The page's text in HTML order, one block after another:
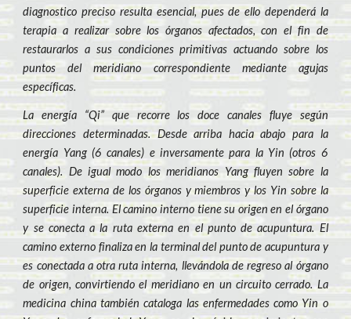
diagnostico preciso resulta esencial, pues de ello dependerá la
terapia a realizar sobre los órganos afectados, con el fin de
restaurarlos a sus condiciones primitivas actuando sobre los
puntos del meridiano correspondiente mediante agujas
específicas.
La energía “Qi” que recorre los doce canales fluye según
direcciones determinadas. Desde arriba hacia abajo para la
energía Yang (6 canales) e inversamente para la Yin (otros 6
canales). De igual modo los meridianos Yang fluyen sobre la
superficie externa de los órganos y miembros y los Yin sobre la
superficie interna. El camino interno tiene su origen en el órgano
y se conecta a la ruta externa en el punto de acupuntura. El
camino externo finaliza en la terminal del punto de acupuntura y
es conectada a otra ruta interna, llevándola de regreso al órgano
de origen, convirtiendo el meridiano en un circuito cerrado. La
medicina china también cataloga las enfermedades como Yin o